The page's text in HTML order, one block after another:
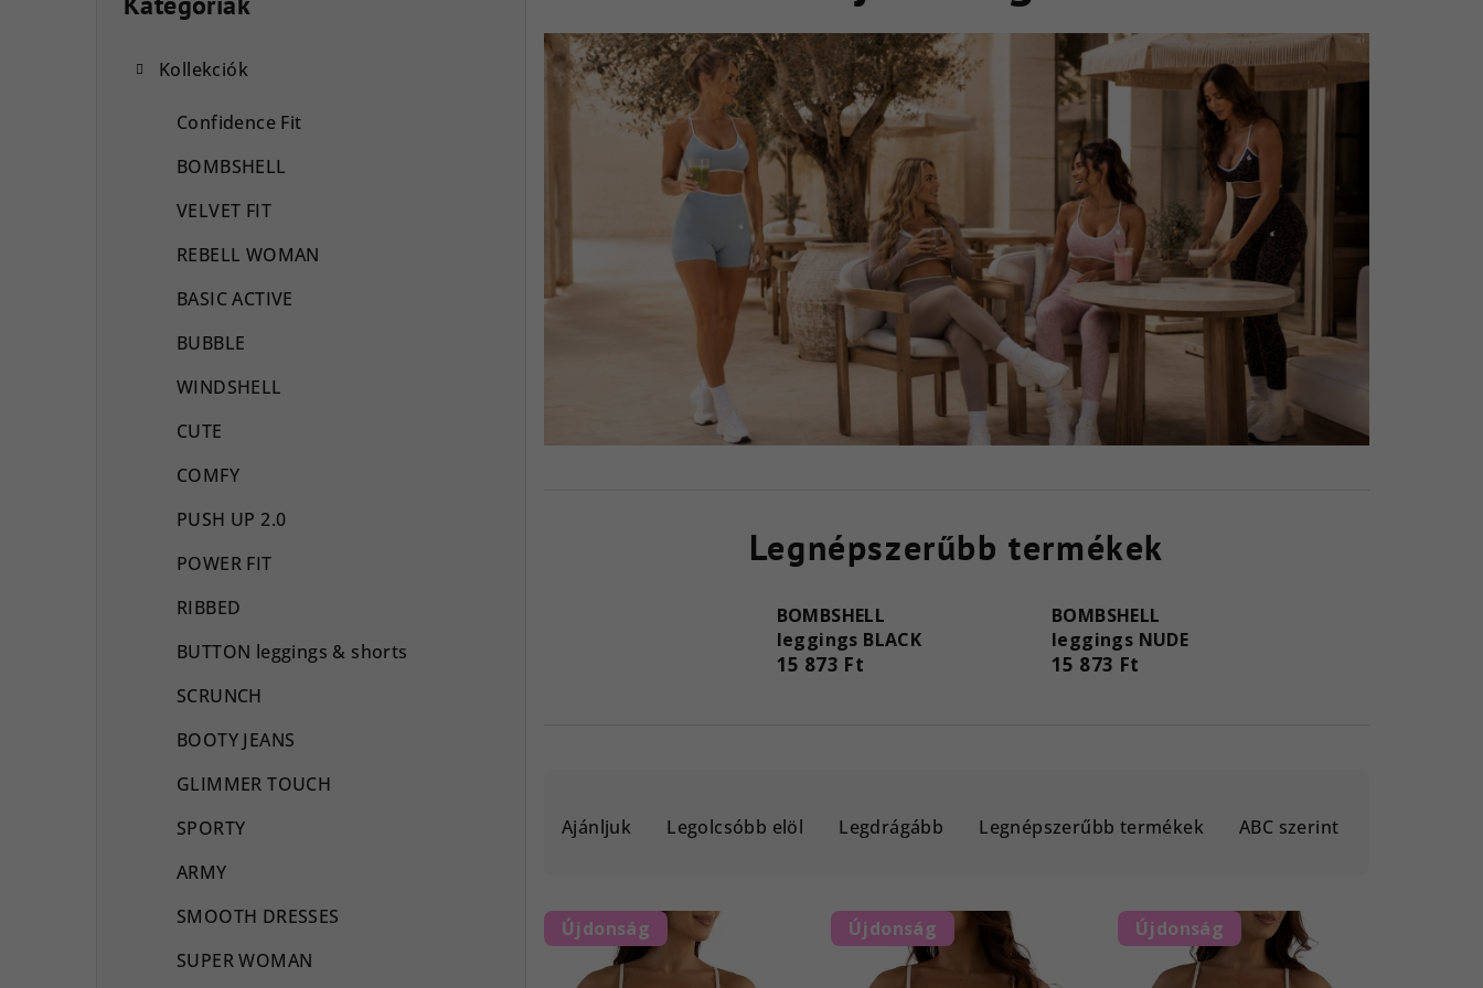
átugrása
Kollekciók
Confidence Fit
BOMBSHELL
VELVET FIT
REBELL WOMAN
BASIC ACTIVE
BUBBLE
WINDSHELL
CUTE
COMFY
PUSH UP 2.0
POWER FIT
RIBBED
BUTTON leggings & shorts
SCRUNCH
BOOTY JEANS
GLIMMER TOUCH
SPORTY
ARMY
SMOOTH DRESSES
SUPER WOMAN
Legnépszerűbb termékek
BOMBSHELL
leggings BLACK
15 873 Ft
BOMBSHELL
leggings NUDE
15 873 Ft
e
m
Ajánljuk Legolcsóbb elöl Legdrágább Legnépszerűbb termékek ABC szerint
T
e
Újdonság Újdonság Újdonság